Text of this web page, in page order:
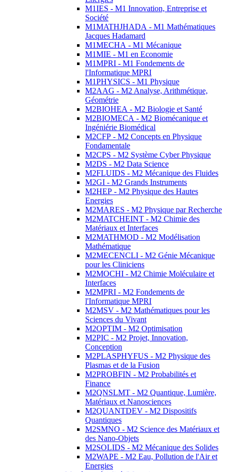
M1IES - M1 Innovation, Entreprise et
Société
M1MATHJHADA - M1 Mathématiques
Jacques Hadamard
M1MECHA - M1 Mécanique
M1MIE - M1 en Economie
M1MPRI - M1 Fondements de
l'Informatique MPRI
M1PHYSICS - M1 Physique
M2AAG - M2 Analyse, Arithmétique,
Géométrie
M2BIOHEA - M2 Biologie et Santé
M2BIOMECA - M2 Biomécanique et
Ingéniérie Biomédical
M2CFP - M2 Concepts en Physique
Fondamentale
M2CPS - M2 Système Cyber Physique
M2DS - M2 Data Science
M2FLUIDS - M2 Mécanique des Fluides
M2GI - M2 Grands Instruments
M2HEP - M2 Physique des Hautes
Energies
M2MARES - M2 Physique par Recherche
M2MATCHEINT - M2 Chimie des
Matériaux et Interfaces
M2MATHMOD - M2 Modélisation
Mathématique
M2MECENCLI - M2 Génie Mécanique
pour les Cliniciens
M2MOCHI - M2 Chimie Moléculaire et
Interfaces
M2MPRI - M2 Fondements de
l'Informatique MPRI
M2MSV - M2 Mathématiques pour les
Sciences du Vivant
M2OPTIM - M2 Optimisation
M2PIC - M2 Projet, Innovation,
Conception
M2PLASPHYFUS - M2 Physique des
Plasmas et de la Fusion
M2PROBFIN - M2 Probabilités et
Finance
M2QNSLMT - M2 Quantique, Lumière,
Matériaux et Nanosciences
M2QUANTDEV - M2 Dispositifs
Quantiques
M2SMNO - M2 Science des Matériaux et
des Nano-Objets
M2SOLIDS - M2 Mécanique des Solides
M2WAPE - M2 Eau, Pollution de l'Air et
Energies